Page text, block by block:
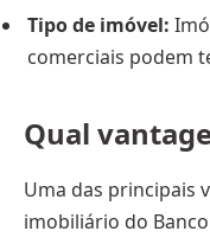
Tipo de imóvel:
comerciais podem
Qual
Uma das principais
imobiliário do